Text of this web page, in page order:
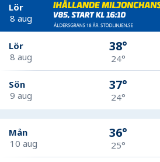
Lör
8 aug
Lör
8 aug
38°
24°
Sön
9 aug
37°
24°
Mån
10 aug
36°
25°